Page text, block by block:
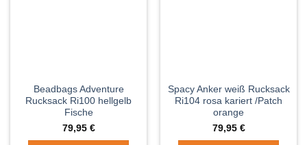
Beadbags Adventure
Rucksack Ri100 hellgelb
Fische
79,95 €
Spacy Anker weiß Rucksack
Ri104 rosa kariert /Patch
orange
79,95 €